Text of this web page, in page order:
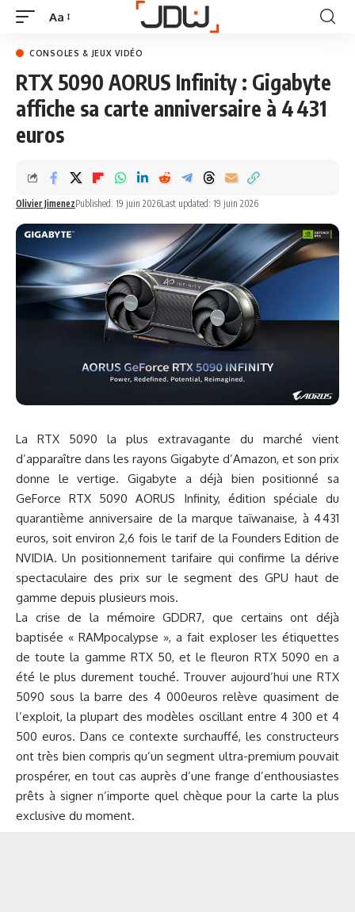
Aa
CONSOLES & JEUX VIDÉO
RTX 5090 AORUS Infinity : Gigabyte
affiche sa carte anniversaire à 4 431
euros
Olivier JimenezPublished: 19 juin 2026Last updated: 19 juin 2026
La RTX 5090 la plus extravagante du marché vient
d’apparaître dans les rayons Gigabyte d’Amazon, et son prix
donne le vertige. Gigabyte a déjà bien positionné sa
GeForce RTX 5090 AORUS Infinity, édition spéciale du
quarantième anniversaire de la marque taïwanaise, à 4 431
euros, soit environ 2,6 fois le tarif de la Founders Edition de
NVIDIA. Un positionnement tarifaire qui confirme la dérive
spectaculaire des prix sur le segment des GPU haut de
gamme depuis plusieurs mois.
La crise de la mémoire GDDR7, que certains ont déjà
baptisée « RAMpocalypse », a fait exploser les étiquettes
de toute la gamme RTX 50, et le fleuron RTX 5090 en a
été le plus durement touché. Trouver aujourd’hui une RTX
5090 sous la barre des 4 000euros relève quasiment de
l’exploit, la plupart des modèles oscillant entre 4 300 et 4
500 euros. Dans ce contexte surchauffé, les constructeurs
ont très bien compris qu’un segment ultra-premium pouvait
prospérer, en tout cas auprès d’une frange d’enthousiastes
prêts à signer n’importe quel chèque pour la carte la plus
exclusive du moment.